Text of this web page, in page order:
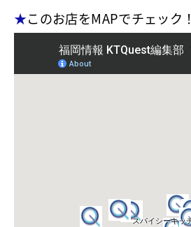
★このお店をMAPでチェック！